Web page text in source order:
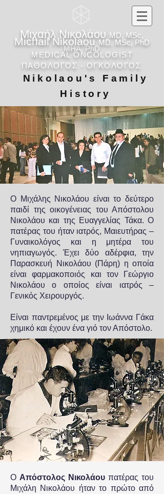
Μιχαήλ Νικολάου MD, MSc,
MHA, PhD
ΠΑΘΟΛΟΓΟΣ - ΟΓΚΟΛΟΓΟΣ
Michail NikolaouMD, MSc, PhD
MEDICAL ONCOLOGIST
Nikolaou's Family
History
Ο Μιχάλης Νικολάου είναι το δεύτερο
παιδί της οικογένειας του Απόστολου
Νικολάου και της Ευαγγελίας Τάκα. Ο
πατέρας του ήταν ιατρός, Μαιευτήρας –
Γυναικολόγος και η μητέρα του
νηπιαγωγός. Έχει δύο αδέρφια, την
Παρασκευή Νικολάου (Πάρη) η οποία
είναι φαρμακοποιός και τον Γεώργιο
Νικολάου ο οποίος είναι ιατρός –
Γενικός Χειρουργός.
Είναι παντρεμένος με την Ιωάννα Γάκα
χημικό και έχουν ένα γιό τον Απόστολο.
Ο Απόστολος Νικολάου πατέρας του
Μιχάλη Νικολάου ήταν το πρώτο από